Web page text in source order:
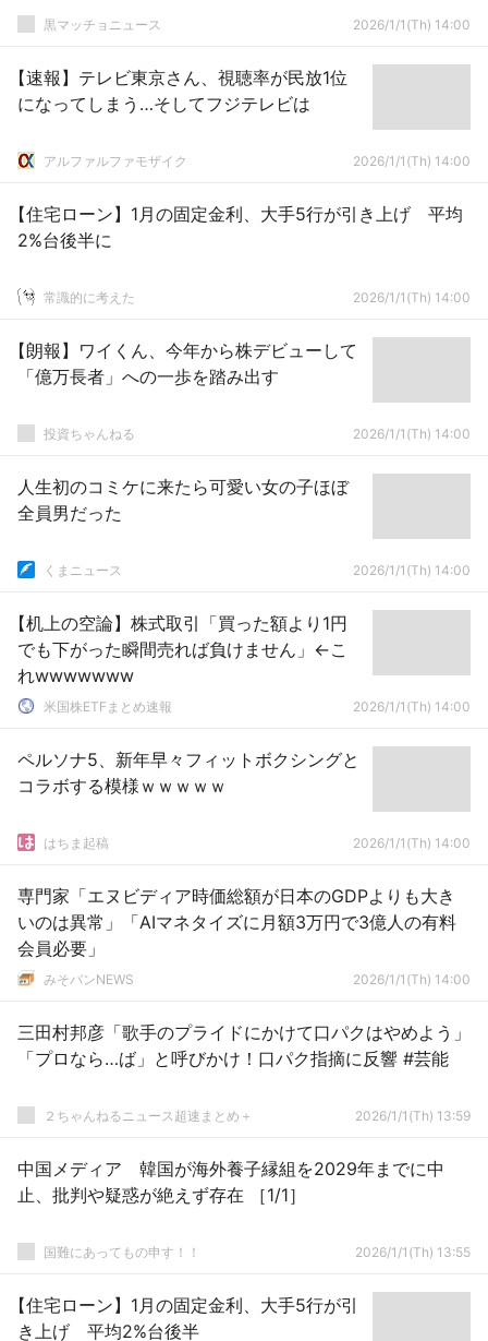
黒マッチョニュース 2026/1/1(Th) 14:00
【速報】テレビ東京さん、視聴率が民放1位
になってしまう…そしてフジテレビは
アルファルファモザイク 2026/1/1(Th) 14:00
【住宅ローン】1月の固定金利、大手5行が引き上げ 平均
2%台後半に
常識的に考えた 2026/1/1(Th) 14:00
【朗報】ワイくん、今年から株デビューして
「億万長者」への一歩を踏み出す
投資ちゃんねる 2026/1/1(Th) 14:00
人生初のコミケに来たら可愛い女の子ほぼ
全員男だった
くまニュース 2026/1/1(Th) 14:00
【机上の空論】株式取引「買った額より1円
でも下がった瞬間売れば負けません」←こ
れwwwwwww
米国株ETFまとめ速報 2026/1/1(Th) 14:00
ペルソナ5、新年早々フィットボクシングと
コラボする模様ｗｗｗｗｗ
はちま起稿 2026/1/1(Th) 14:00
専門家「エヌビディア時価総額が日本のGDPよりも大き
いのは異常」「AIマネタイズに月額3万円で3億人の有料
会員必要」
みそパンNEWS 2026/1/1(Th) 14:00
三田村邦彦「歌手のプライドにかけて口パクはやめよう」
「プロなら…ば」と呼びかけ！口パク指摘に反響 #芸能
２ちゃんねるニュース超速まとめ＋ 2026/1/1(Th) 13:59
中国メディア 韓国が海外養子縁組を2029年までに中
止、批判や疑惑が絶えず存在 ［1/1］
国難にあってもの申す！！ 2026/1/1(Th) 13:55
【住宅ローン】1月の固定金利、大手5行が引
き上げ 平均2%台後半